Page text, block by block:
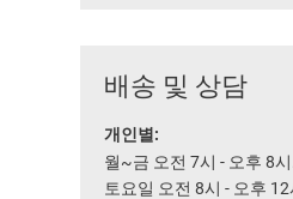
배송 및 상담
개인별:
월~금 오전 7시 - 오후 8
토요일 오전 8시 - 오후 12